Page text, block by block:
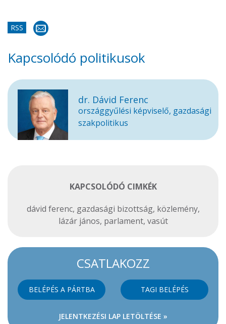
RSS
Kapcsolódó politikusok
dr. Dávid Ferenc
országgyűlési képviselő, gazdasági
szakpolitikus
KAPCSOLÓDÓ CIMKÉK
dávid ferenc, gazdasági bizottság, közlemény,
lázár jános, parlament, vasút
CSATLAKOZZ
BELÉPÉS A PÁRTBA TAGI BELÉPÉS
JELENTKEZÉSI LAP LETÖLTÉSE »